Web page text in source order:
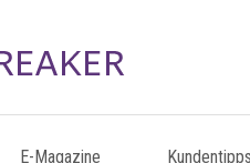
E-Magazine